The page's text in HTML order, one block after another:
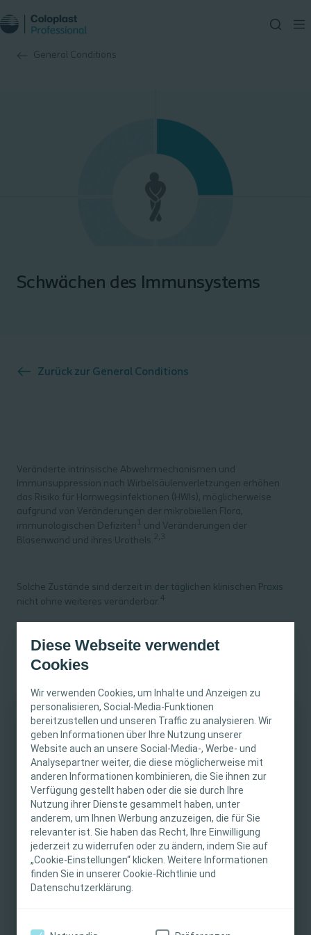
Diese Webseite verwendet
Cookies
Wir verwenden Cookies, um Inhalte und Anzeigen zu
personalisieren, Social-Media-Funktionen
bereitzustellen und unseren Traffic zu analysieren. Wir
geben Informationen über Ihre Nutzung unserer
Website auch an unsere Social-Media-, Werbe- und
Analysepartner weiter, die diese möglicherweise mit
anderen Informationen kombinieren, die Sie ihnen zur
Verfügung gestellt haben oder die sie durch Ihre
Nutzung ihrer Dienste gesammelt haben, unter
anderem, um Ihnen Werbung anzuzeigen, die für Sie
relevanter ist. Sie haben das Recht, Ihre Einwilligung
jederzeit zu widerrufen oder zu ändern, indem Sie auf
„Cookie-Einstellungen“ klicken. Weitere Informationen
finden Sie in unserer Cookie-Richtlinie und
Datenschutzerklärung.
General Conditions
WICHTIGER HINWEIS
Diese Website richtet sich nur an medizinisches
Fachpersonal. Der Inhalt der Website ist für
fachliche Informations- und Fortbildungszwecke
bestimmt. Coloplast bietet keinen individuellen
medizinischen Rat. Die Verantwortung für die
individuelle Patientenversorgung liegt beim
medizinischen Fachpersonal. Detaillierte
Produktinformationen zu den vorgestellten
Produkten, einschließlich Anwendungshinweise,
Vorsichtsmaßnahmen und Warnhinweisen,
Schwächen des Immunsystems
Zurück zur General Conditions
Veränderte intrinsische Abwehrmechanismen und
Immunsuppression nach Wirbelsäulenverletzungen erhöhen
das Risiko für Harnwegsinfektionen (HWIs), möglicherweise
aufgrund von Veränderungen der mikrobiellen Flora,
immunologischen Defiziten 1 und Veränderungen der
Blasenwand und ihres Urothels. 2,3
Solche Zustände sind derzeit in der täglichen klinischen Praxis
nicht ohne weiteres veränderbar. 4
Wie können Schädigungen des
Nervensystems zu einer Schwächung des
Abgesehen von der Verletzung des Rückenmarks können
Patienten eine Vielzahl von Komplikationen entwickeln, die
durch Funktionsstörungen mehrerer Organe gekennzeichnet
sind, wie z. B. Lungenverletzungen, Herz-Kreislauf-
Erkrankungen, Leber- und Nierenschäden und eine erhöhte
Anfälligkeit für Infektionen. 4
Die Schädigung des vegetativen Nervensystems (VS) führt zu
einer allgemeinen Dysfunktion des Immunsystems durch den
Verlust der neuralen Innervation lymphatischer Organe.4